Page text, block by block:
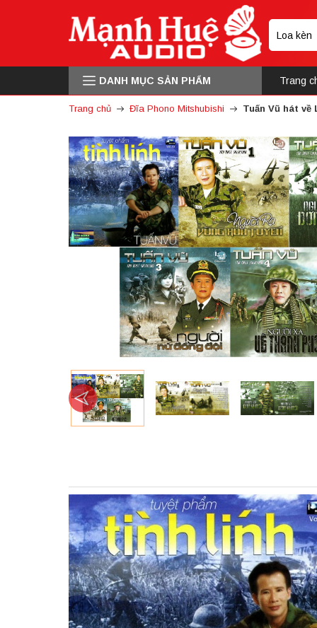
DANH MỤC SẢN PHẨM Trang
Trang chủ Đĩa Phono Mitshubishi Tuấn Vũ hát về